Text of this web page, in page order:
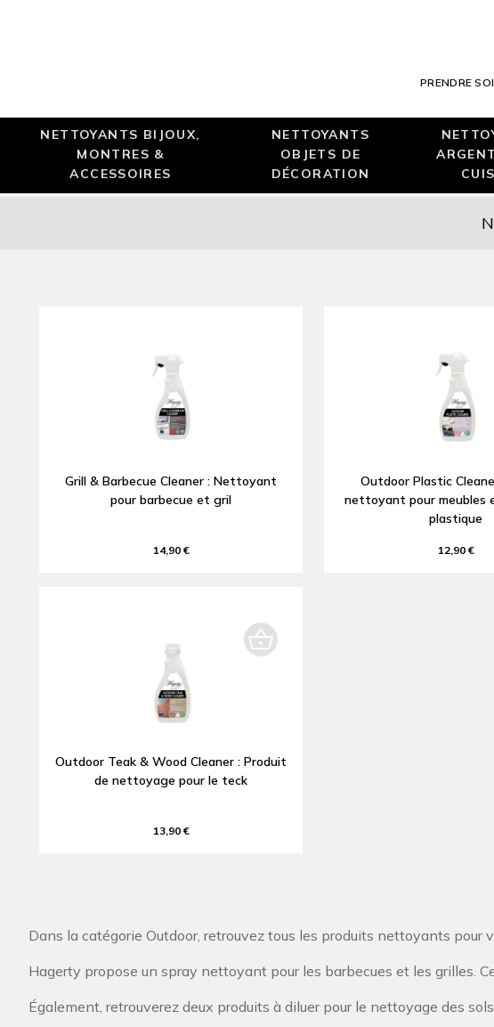
PRENDRE
NETTOYANTS BIJOUX,
MONTRES &
ACCESSOIRES
NETTOYANTS
OBJETS DE
DÉCORATION
Grill & Barbecue Cleaner : Nettoyant
pour barbecue et gril
14,90 €
Outdoor Plastic
nettoyant pour meubles
plastique
12,90 €
Outdoor Teak & Wood Cleaner : Produit
de nettoyage pour le teck
13,90 €
Dans la catégorie Outdoor, retrouvez tous les produits nettoyants pour
Hagerty propose un spray nettoyant pour les barbecues et les grilles.
Également, retrouverez deux produits à diluer pour le nettoyage des